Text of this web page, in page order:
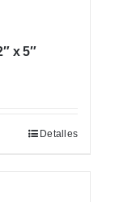
x 5″
Detalles